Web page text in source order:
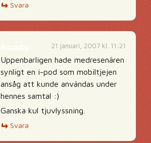
Svara
21 januari, 2007 kl. 11:21
Uppenbarligen hade medresenären
synligt en i-pod som mobiltjejen
ansåg att kunde användas under
hennes samtal :)
Ganska kul tjuvlyssning.
Svara